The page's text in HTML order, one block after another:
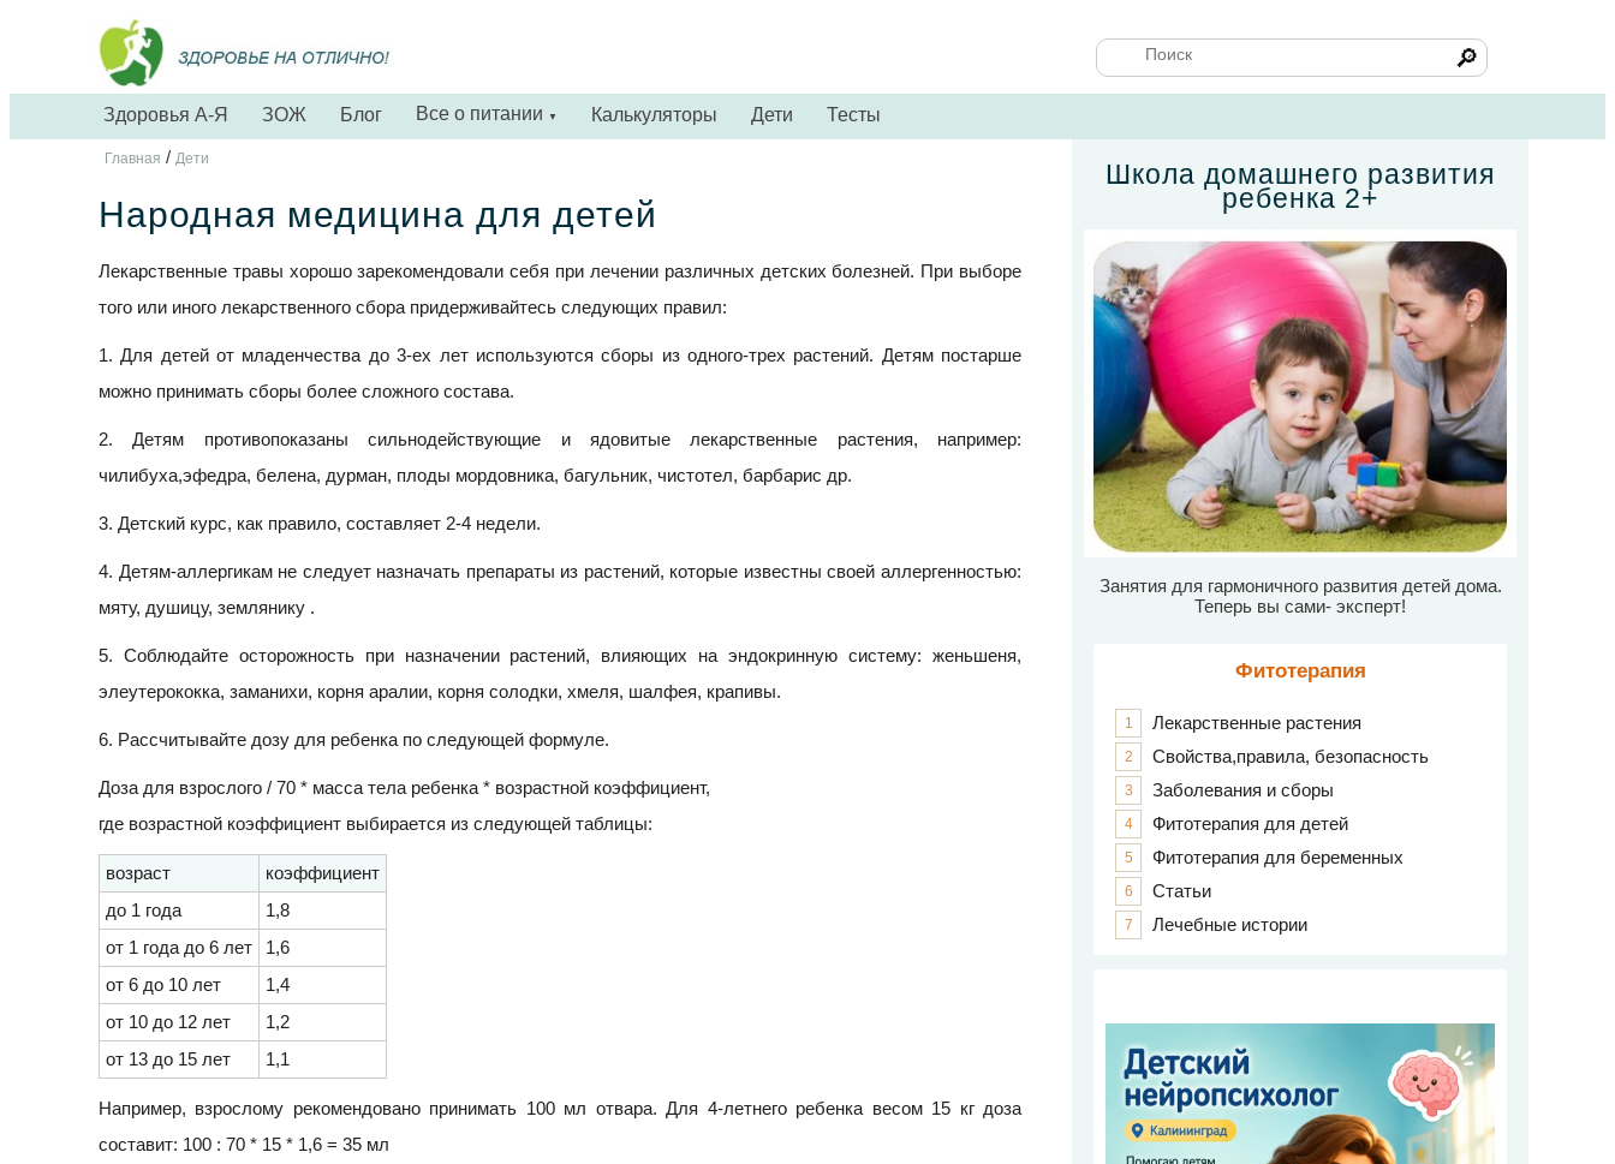
🔎
Здоровья А-Я ЗОЖ Блог Все о питании ▼ Калькуляторы Дети Тесты
Главная / Дети
Народная медицина для детей
Лекарственные травы хорошо зарекомендовали себя при лечении различных детских болезней. При выборе
того или иного лекарственного сбора придерживайтесь следующих правил:
1. Для детей от младенчества до 3-ех лет используются сборы из одного-трех растений. Детям постарше
можно принимать сборы более сложного состава.
2. Детям противопоказаны сильнодействующие и ядовитые лекарственные растения, например:
чилибуха,эфедра, белена, дурман, плоды мордовника, багульник, чистотел, барбарис др.
3. Детский курс, как правило, составляет 2-4 недели.
4. Детям-аллергикам не следует назначать препараты из растений, которые известны своей аллергенностью:
мяту, душицу, землянику .
5. Соблюдайте осторожность при назначении растений, влияющих на эндокринную систему: женьшеня,
элеутерококка, заманихи, корня аралии, корня солодки, хмеля, шалфея, крапивы.
6. Рассчитывайте дозу для ребенка по следующей формуле.
Доза для взрослого / 70 * масса тела ребенка * возрастной коэффициент,
где возрастной коэффициент выбирается из следующей таблицы:
возраст
коэффициент
до 1 года
1,8
от 1 года до 6 лет
1,6
от 6 до 10 лет
1,4
от 10 до 12 лет
1,2
от 13 до 15 лет
1,1
Например, взрослому рекомендовано принимать 100 мл отвара. Для 4-летнего ребенка весом 15 кг доза
составит: 100 : 70 * 15 * 1,6 = 35 мл
Школа домашнего развития
ребенка 2+
Занятия для гармоничного развития детей дома.
Теперь вы сами- эксперт!
Фитотерапия
1 Лекарственные растения
2 Свойства,правила, безопасность
3 Заболевания и сборы
4 Фитотерапия для детей
5 Фитотерапия для беременных
6 Статьи
7 Лечебные истории